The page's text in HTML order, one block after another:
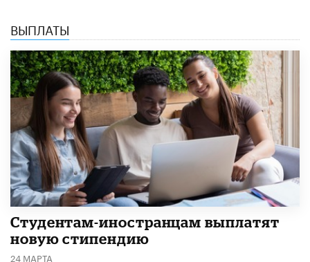
ВЫПЛАТЫ
Студентам-иностранцам выплатят
новую стипендию
24 МАРТА